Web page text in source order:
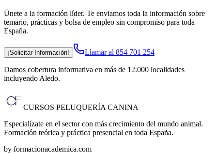
Únete a la formación líder. Te enviamos toda la información sobre
temario, prácticas y bolsa de empleo sin compromiso para toda
España.
¡Solicitar Información! Llamar al 854 701 254
Damos cobertura informativa en más de 12.000 localidades
incluyendo Aledo.
CURSOS PELUQUERÍA CANINA
Especialízate en el sector con más crecimiento del mundo animal.
Formación teórica y práctica presencial en toda España.
by formacionacademica.com